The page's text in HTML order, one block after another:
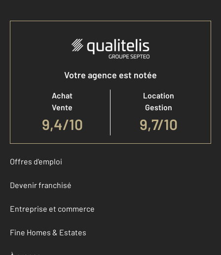
Votre agence est notée
Achat
Vente
9,4/10
Location
Gestion
9,7/10
Offres d'emploi
Devenir franchisé
Entreprise et commerce
Fine Homes & Estates